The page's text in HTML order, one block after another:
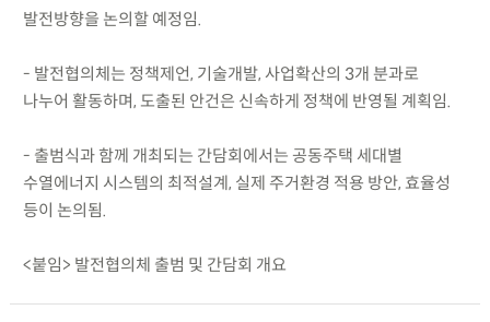
발전방향을 논의할 예정임.
- 발전협의체는 정책제언, 기술개발, 사업확산의 3개 분과로
나누어 활동하며, 도출된 안건은 신속하게 정책에 반영될 계획임.
- 출범식과 함께 개최되는 간담회에서는 공동주택 세대별
수열에너지 시스템의 최적설계, 실제 주거환경 적용 방안, 효율성
등이 논의됨.
<붙임> 발전협의체 출범 및 간담회 개요